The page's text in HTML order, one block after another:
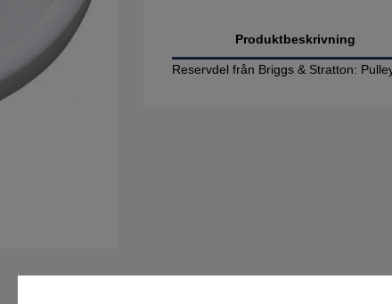
Produktbeskrivning
Reservdel från Briggs & Stratton: